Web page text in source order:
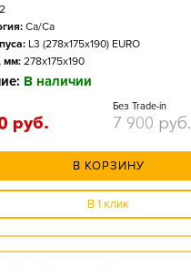
Ca/Ca
L3 (278x175x190) EURO
мм:278x175x190
В наличии
руб.
Без Trade-in
7 900 руб.
В КОРЗИНУ
В 1 клик